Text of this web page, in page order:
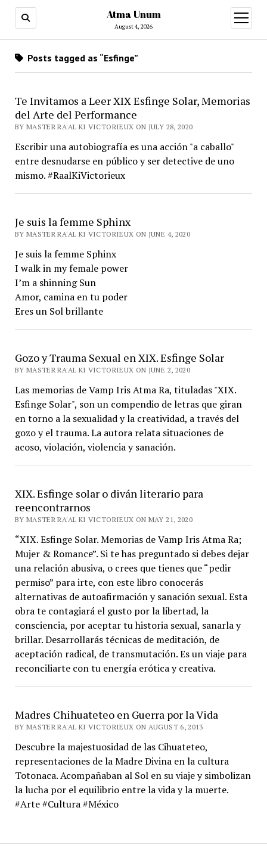
Atma Unum
August 4, 2026
open
menu
Posts tagged as “Esfinge”
Te Invitamos a Leer XIX Esfinge Solar, Memorias
del Arte del Performance
BY MASTER RA'AL KI VICTORIEUX ON JULY 28, 2020
Escribir una autobiografía es una acción "a caballo"
entre desnudarse en público y ser detective de uno
mismo. #RaalKiVictorieux
Je suis la femme Sphinx
BY MASTER RA'AL KI VICTORIEUX ON JUNE 4, 2020
Je suis la femme Sphinx
I walk in my female power
I’m a shinning Sun
Amor, camina en tu poder
Eres un Sol brillante
Gozo y Trauma Sexual en XIX. Esfinge Solar
BY MASTER RA'AL KI VICTORIEUX ON JUNE 2, 2020
Las memorias de Vamp Iris Atma Ra, tituladas "XIX.
Esfinge Solar", son un compendio de letras que giran
en torno a la sexualidad y la creatividad, a través del
gozo y el trauma. La autora relata situaciones de
acoso, violación, violencia y sanación.
XIX. Esfinge solar o diván literario para
reencontrarnos
BY MASTER RA'AL KI VICTORIEUX ON MAY 21, 2020
“XIX. Esfinge Solar. Memorias de Vamp Iris Atma Ra;
Mujer & Romance”. Si te has preguntado si debes dejar
una relación abusiva, o crees que tienes que “pedir
permiso” para irte, con este libro conocerás
alternativas de autoafirmación y sanación sexual. Esta
obra te contagiará el gusto por la libertad, la
consciencia, por aceptar tu historia sexual, sanarla y
brillar. Desarrollarás técnicas de meditación, de
aceptación radical, de transmutación. Es un viaje para
reconciliarte con tu energía erótica y creativa.
Madres Chihuateteo en Guerra por la Vida
BY MASTER RA'AL KI VICTORIEUX ON AUGUST 6, 2013
Descubre la majestuosidad de las Cihuateteo,
representaciones de la Madre Divina en la cultura
Totonaca. Acompañaban al Sol en su viaje y simbolizan
la lucha por el equilibrio entre la vida y la muerte.
#Arte #Cultura #México